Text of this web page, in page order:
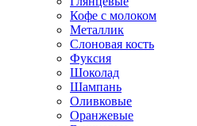
Кофе с молоком
Металлик
Слоновая кость
Фуксия
Шоколад
Шампань
Оливковые
Оранжевые